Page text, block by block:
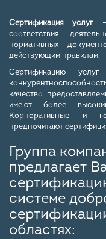
Сертификация услуг –
соответствия
нормативных
действующим правилам.
Сертификацию
качество
имеют более
Корпоративные и
предпочитают
Группа
предлагает
системе
областях: